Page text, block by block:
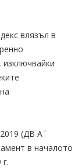
влязъл в
изключвайки
(ДВ Α΄
в началото